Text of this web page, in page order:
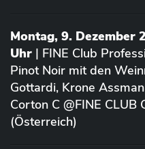
Montag, 9. Dezember
Uhr | FINE Club
Pinot Noir mit den
Gottardi, Krone
Corton C @FINE CLUB
(Österreich)